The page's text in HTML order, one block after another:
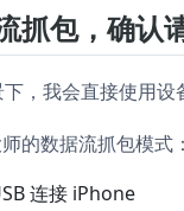
抓包，确认
，我会直接使用设
的数据流抓包模式：
连接 iPhone